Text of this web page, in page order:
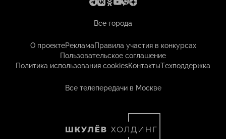
Все города
О проектеРекламаПравила участия в конкурсах
Пользовательское соглашение
Политика использования cookiesКонтактыТехподдержка
Все телепередачи в Москве